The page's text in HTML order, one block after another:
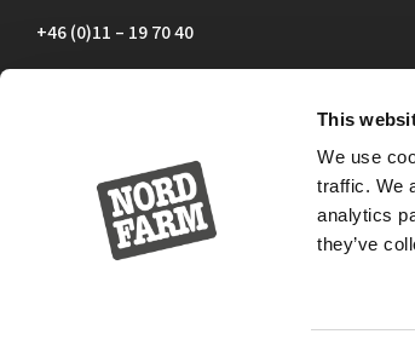
This
We use
traffic. We
analytics
they’ve
+46 (0)11 – 19 70 40